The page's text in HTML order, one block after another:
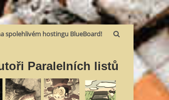
spolehlivém hostingu BlueBoard!
Paralelních listů